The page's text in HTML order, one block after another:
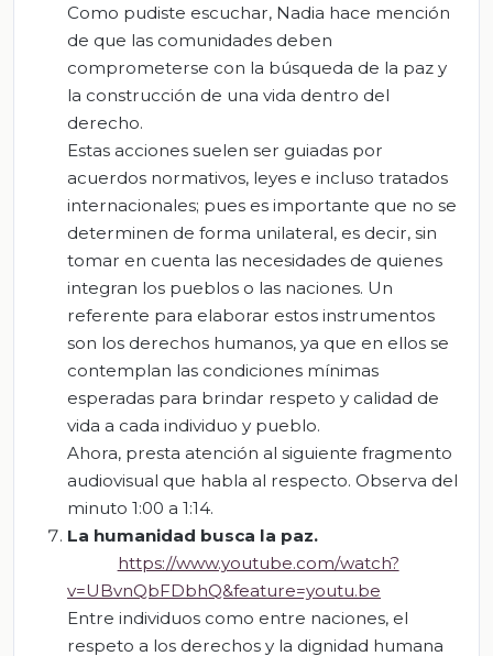
Como pudiste escuchar, Nadia hace mención
de que las comunidades deben
comprometerse con la búsqueda de la paz y
la construcción de una vida dentro del
derecho.
Estas acciones suelen ser guiadas por
acuerdos normativos, leyes e incluso tratados
internacionales; pues es importante que no se
determinen de forma unilateral, es decir, sin
tomar en cuenta las necesidades de quienes
integran los pueblos o las naciones. Un
referente para elaborar estos instrumentos
son los derechos humanos, ya que en ellos se
contemplan las condiciones mínimas
esperadas para brindar respeto y calidad de
vida a cada individuo y pueblo.
Ahora, presta atención al siguiente fragmento
audiovisual que habla al respecto. Observa del
minuto 1:00 a 1:14.
La humanidad busca la paz.
https://www.youtube.com/watch?
v=UBvnQbFDbhQ&feature=youtu.be
Entre individuos como entre naciones, el
respeto a los derechos y la dignidad humana